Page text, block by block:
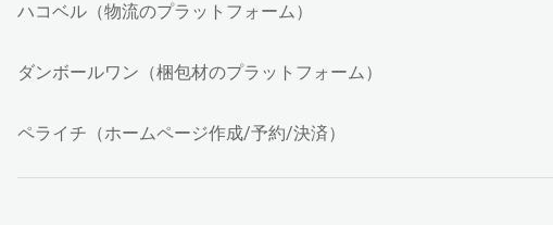
ハコベル（物流のプラットフォーム）
ダンボールワン（梱包材のプラットフォーム）
ペライチ（ホームページ作成/予約/決済）